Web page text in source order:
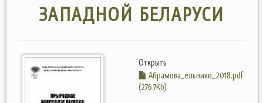
ЗАПАДНОЙ БЕЛАРУСИ
Открыть
Абрамова_ельники_2018.pdf
(276.7Kb)